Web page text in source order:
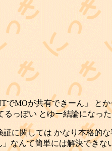
でMOが共有できーん」 と
っぽい とゆー結論になっ
証に関しては かなり本格
なんて簡単には解決でき